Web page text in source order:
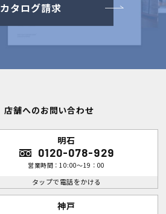
カタログ請求
店舗へのお問い合わせ
明石
0120-078-929
営業時間：10:00～19：00
タップで電話をかける
神戸